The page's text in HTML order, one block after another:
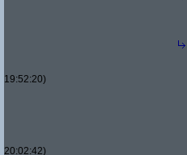
19:52:20)
20:02:42)